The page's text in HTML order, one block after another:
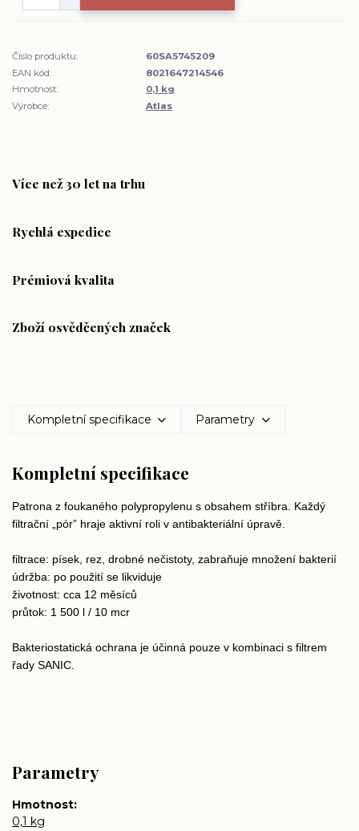
Číslo produktu:
60SA5745209
EAN kód:
8021647214546
Hmotnost:
0,1 kg
Výrobce:
Atlas
Více než 30 let na trhu
Rychlá expedice
Prémiová kvalita
Zboží osvědčených značek
Kompletní specifikace Parametry
Kompletní specifikace
Patrona z foukaného polypropylenu s obsahem stříbra. Každý
filtrační „pór” hraje aktivní roli v antibakteriální úpravě.
filtrace: písek, rez, drobné nečistoty, zabraňuje množení bakterií
údržba: po použití se likviduje
životnost: cca 12 měsíců
průtok: 1 500 l / 10 mcr
Bakteriostatická ochrana je účinná pouze v kombinaci s filtrem
řady SANIC.
Parametry
Hmotnost
0,1 kg